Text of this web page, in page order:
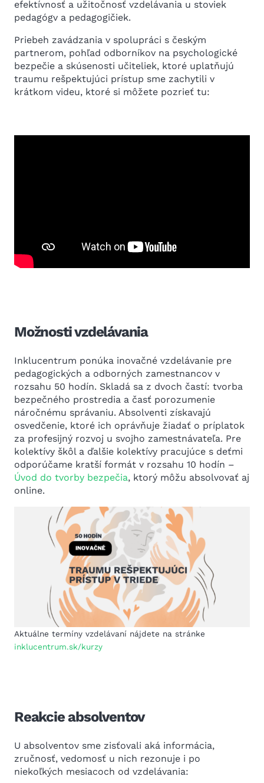
efektívnosť a užitočnosť vzdelávania u stoviek
pedagógv a pedagogičiek.
Priebeh zavádzania v spolupráci s českým
partnerom, pohľad odborníkov na psychologické
bezpečie a skúsenosti učiteliek, ktoré uplatňujú
traumu rešpektujúci prístup sme zachytili v
krátkom videu, ktoré si môžete pozrieť tu:
Možnosti vzdelávania
Inklucentrum ponúka inovačné vzdelávanie pre
pedagogických a odborných zamestnancov v
rozsahu 50 hodín. Skladá sa z dvoch častí: tvorba
bezpečného prostredia a časť porozumenie
náročnému správaniu. Absolventi získavajú
osvedčenie, ktoré ich oprávňuje žiadať o príplatok
za profesijný rozvoj u svojho zamestnávateľa. Pre
kolektívy škôl a ďalšie kolektívy pracujúce s deťmi
odporúčame kratší formát v rozsahu 10 hodín –
Úvod do tvorby bezpečia, ktorý môžu absolvovať aj
online.
Aktuálne termíny vzdelávaní nájdete na stránke
inklucentrum.sk/kurzy
Reakcie absolventov
U absolventov sme zisťovali aká informácia,
zručnosť, vedomosť u nich rezonuje i po
niekoľkých mesiacoch od vzdelávania: